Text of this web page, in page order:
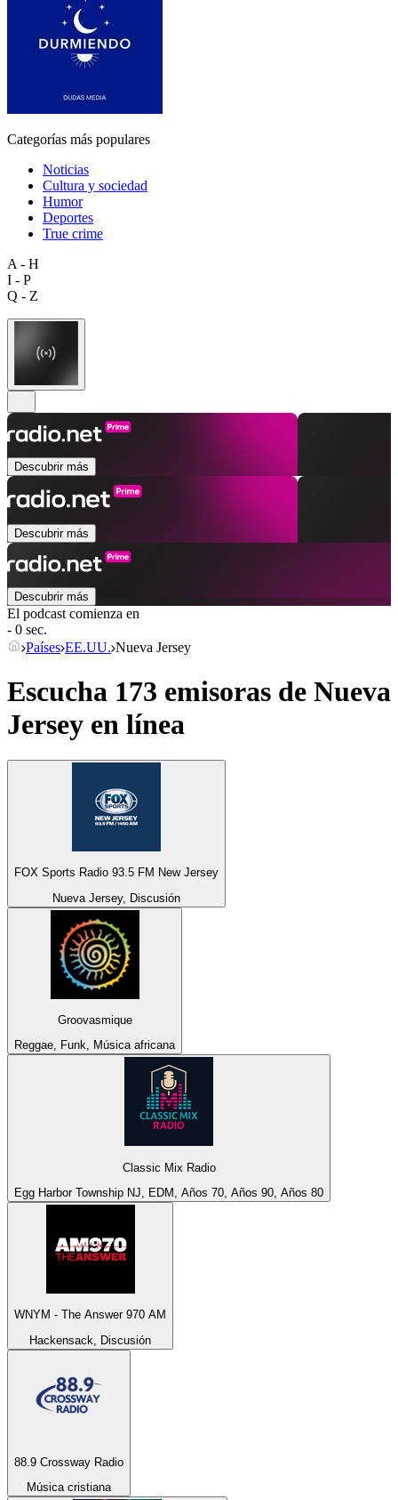
Categorías más populares
Noticias
Cultura y sociedad
Humor
Deportes
True crime
A - H
I - P
Q - Z
Descubrir más
Descubrir más
Descubrir más
El podcast comienza en
- 0 sec.
Países EE.UU. Nueva Jersey
Escucha 173 emisoras de Nueva
Jersey en línea
FOX Sports Radio 93.5 FM New Jersey
Nueva Jersey, Discusión
Groovasmique
Reggae, Funk, Música africana
Classic Mix Radio
Egg Harbor Township NJ, EDM, Años 70, Años 90, Años 80
WNYM - The Answer 970 AM
Hackensack, Discusión
88.9 Crossway Radio
Música cristiana